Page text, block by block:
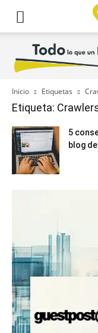
Inicio Etiquetas
Etiqueta:
5
blog